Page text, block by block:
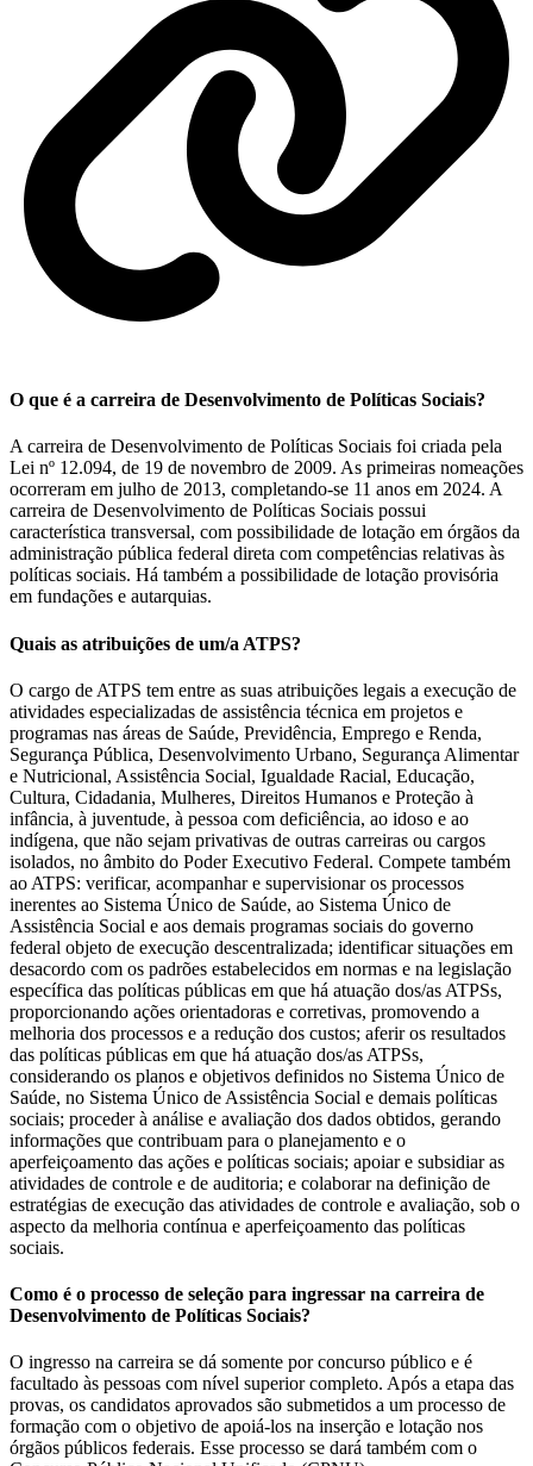
O que é a carreira de Desenvolvimento de Políticas Sociais?
A carreira de Desenvolvimento de Políticas Sociais foi criada pela
Lei nº 12.094, de 19 de novembro de 2009. As primeiras nomeações
ocorreram em julho de 2013, completando-se 11 anos em 2024. A
carreira de Desenvolvimento de Políticas Sociais possui
característica transversal, com possibilidade de lotação em órgãos da
administração pública federal direta com competências relativas às
políticas sociais. Há também a possibilidade de lotação provisória
em fundações e autarquias.
Quais as atribuições de um/a ATPS?
O cargo de ATPS tem entre as suas atribuições legais a execução de
atividades especializadas de assistência técnica em projetos e
programas nas áreas de Saúde, Previdência, Emprego e Renda,
Segurança Pública, Desenvolvimento Urbano, Segurança Alimentar
e Nutricional, Assistência Social, Igualdade Racial, Educação,
Cultura, Cidadania, Mulheres, Direitos Humanos e Proteção à
infância, à juventude, à pessoa com deficiência, ao idoso e ao
indígena, que não sejam privativas de outras carreiras ou cargos
isolados, no âmbito do Poder Executivo Federal. Compete também
ao ATPS: verificar, acompanhar e supervisionar os processos
inerentes ao Sistema Único de Saúde, ao Sistema Único de
Assistência Social e aos demais programas sociais do governo
federal objeto de execução descentralizada; identificar situações em
desacordo com os padrões estabelecidos em normas e na legislação
específica das políticas públicas em que há atuação dos/as ATPSs,
proporcionando ações orientadoras e corretivas, promovendo a
melhoria dos processos e a redução dos custos; aferir os resultados
das políticas públicas em que há atuação dos/as ATPSs,
considerando os planos e objetivos definidos no Sistema Único de
Saúde, no Sistema Único de Assistência Social e demais políticas
sociais; proceder à análise e avaliação dos dados obtidos, gerando
informações que contribuam para o planejamento e o
aperfeiçoamento das ações e políticas sociais; apoiar e subsidiar as
atividades de controle e de auditoria; e colaborar na definição de
estratégias de execução das atividades de controle e avaliação, sob o
aspecto da melhoria contínua e aperfeiçoamento das políticas
sociais.
Como é o processo de seleção para ingressar na carreira de
Desenvolvimento de Políticas Sociais?
O ingresso na carreira se dá somente por concurso público e é
facultado às pessoas com nível superior completo. Após a etapa das
provas, os candidatos aprovados são submetidos a um processo de
formação com o objetivo de apoiá-los na inserção e lotação nos
órgãos públicos federais. Esse processo se dará também com o